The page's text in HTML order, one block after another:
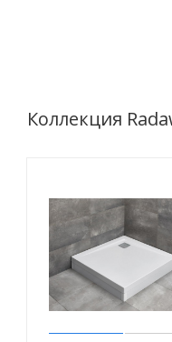
Коллекция